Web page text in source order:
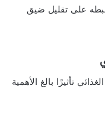
على تقليل ضيق
تأثيرًا بالغ الأهمية